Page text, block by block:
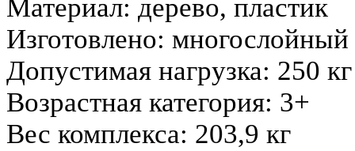
Материал: дерево, пластик
Изготовлено:
Допустимая нагрузка: 250 кг
Возрастная категория: 3+
Вес комплекса: 203,9 кг